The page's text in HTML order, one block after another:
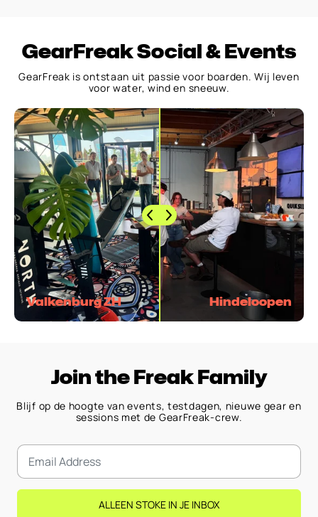
GearFreak Social & Events
GearFreak is ontstaan uit passie voor boarden. Wij leven
voor water, wind en sneeuw.
Valkenburg ZH Hindeloopen
Join the Freak Family
Blijf op de hoogte van events, testdagen, nieuwe gear en
sessions met de GearFreak-crew.
ALLEEN STOKE IN JE INBOX